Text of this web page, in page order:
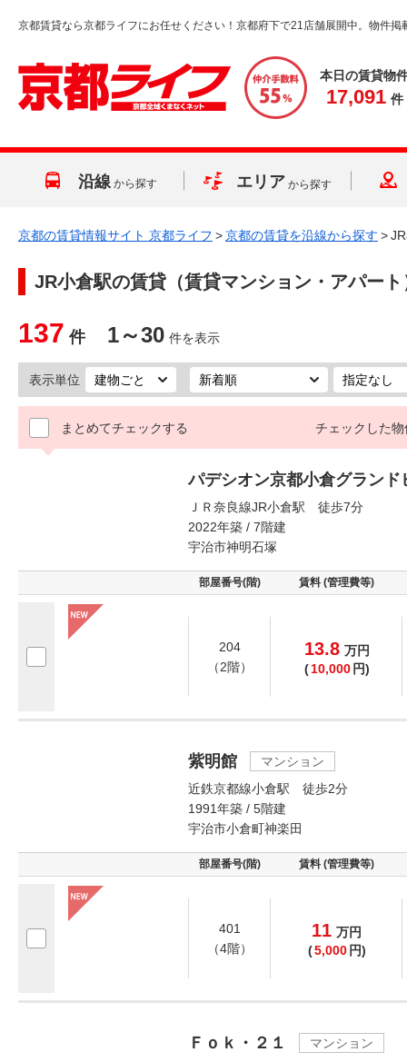
京都賃貸なら京都ライフにお任せください！京都府下で21店舗展開中。物件掲
本日の賃貸物
17,091 件
沿線 から探す エリア から探す
京都の賃貸情報サイト 京都ライフ >京都の賃貸を沿線から探す >
JR小倉駅の賃貸（賃貸マンション・アパー
137 件 1～30 件を表示
表示単位
まとめてチェックする チェックした物
パデシオン京都小倉グランド
ＪＲ奈良線JR小倉駅 徒歩7分
2022年築 / 7階建
宇治市神明石塚
部屋番号(階) 賃料 (管理費等)
204
（2階）
13.8 万円
( 10,000 円)
紫明館
マンション
近鉄京都線小倉駅 徒歩2分
1991年築 / 5階建
宇治市小倉町神楽田
部屋番号(階) 賃料 (管理費等)
401
（4階）
11 万円
(5,000 円)
Ｆｏｋ・２１
マンション